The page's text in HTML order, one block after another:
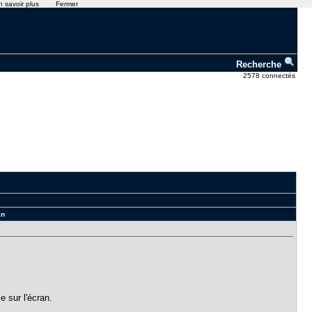
Recherche
2578 connectés
sur l'écran.
savoir plus Fermer